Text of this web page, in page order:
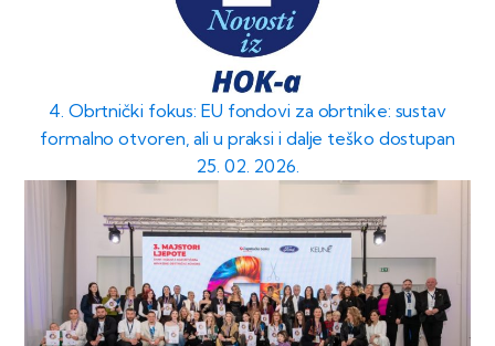
4. Obrtnički fokus: EU fondovi za obrtnike: sustav
formalno otvoren, ali u praksi i dalje teško dostupan
25. 02. 2026.